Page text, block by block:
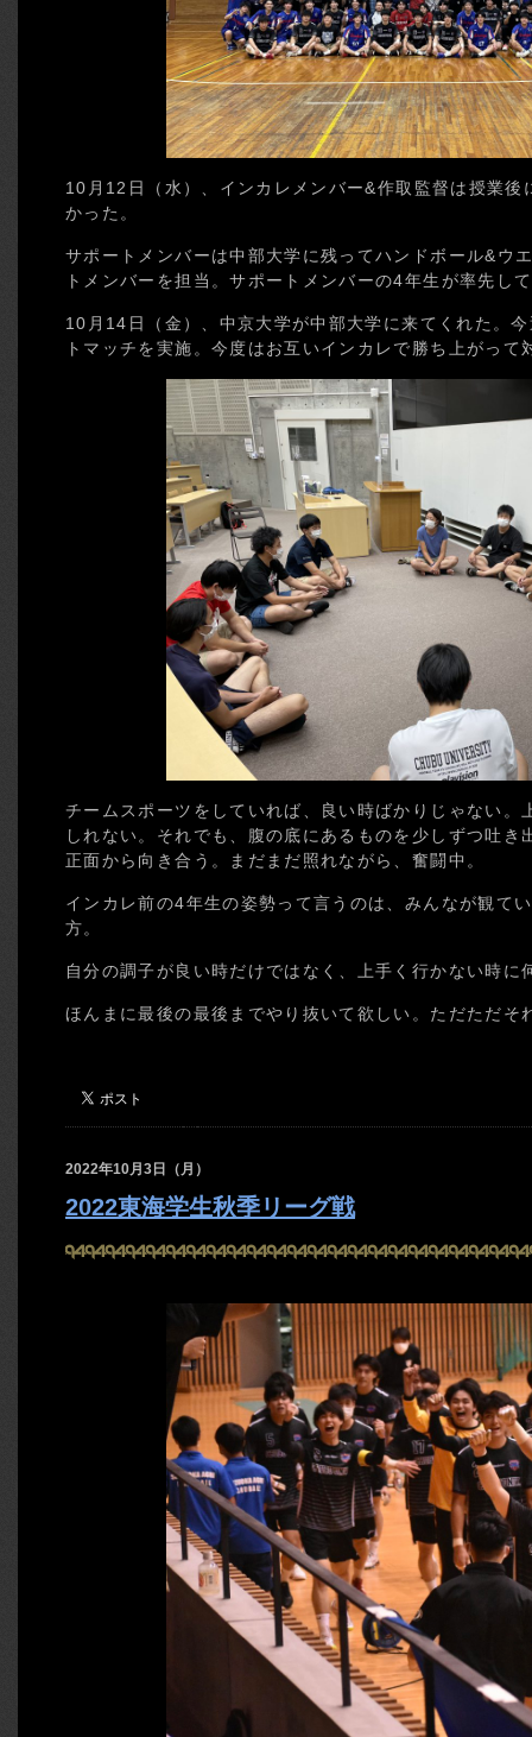
10月12日（水）、インカレメンバー&作取監督は授業後
かった。
サポートメンバーは中部大学に残ってハンドボール&ウ
トメンバーを担当。サポートメンバーの4年生が率先し
10月14日（金）、中京大学が中部大学に来てくれた。
トマッチを実施。今度はお互いインカレで勝ち上がって
チームスポーツをしていれば、良い時ばかりじゃない。
しれない。それでも、腹の底にあるものを少しずつ吐き
正面から向き合う。まだまだ照れながら、奮闘中。
インカレ前の4年生の姿勢って言うのは、みんなが観て
方。
自分の調子が良い時だけではなく、上手く行かない時に
ほんまに最後の最後までやり抜いて欲しい。ただただそ
2022年10月3日（月）
2022東海学生秋季リーグ戦